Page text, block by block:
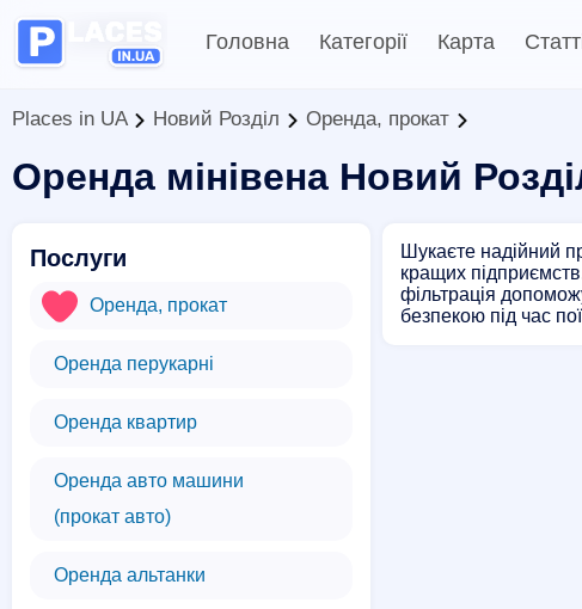
Головна Категорії Карта
Places in UA Новий Розділ Оренда, прокат
Оренда мінівена Новий
Послуги
Оренда, прокат
Оренда перукарні
Оренда квартир
Оренда авто машини
(прокат авто)
Оренда альтанки
Шукаєте надійний
кращих
фільтрація
безпекою під час